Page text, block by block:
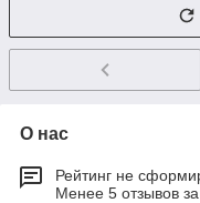
О нас
Рейтинг не
Менее 5 отзывов